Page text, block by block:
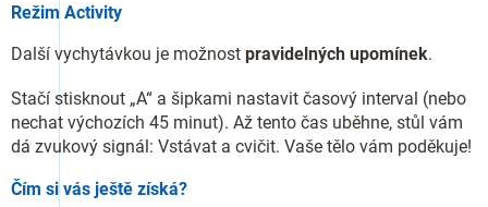
Režim Activity
Další vychytávkou je možnost pravidelných upomínek.
Stačí stisknout „A“ a šipkami nastavit časový interval (nebo
nechat výchozích 45 minut). Až tento čas uběhne, stůl vám
dá zvukový signál: Vstávat a cvičit. Vaše tělo vám poděkuje!
Čím si vás ještě získá?